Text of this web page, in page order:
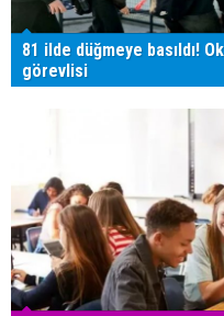
81 ilde düğmeye basıldı!
görevlisi